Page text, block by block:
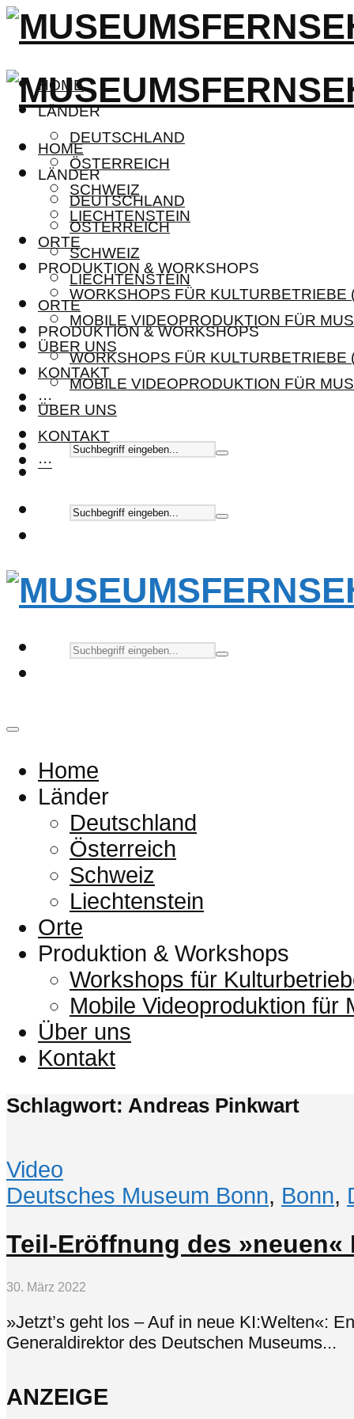
HOME
LÄNDER
DEUTSCHLAND
ÖSTERREICH
SCHWEIZ
LIECHTENSTEIN
ORTE
PRODUKTION & WORKSHOPS
WORKSHOPS FÜR KULTURBETRIEBE
MOBILE VIDEOPRODUKTION FÜR
ÜBER UNS
KONTAKT
···
HOME
LÄNDER
DEUTSCHLAND
ÖSTERREICH
SCHWEIZ
LIECHTENSTEIN
ORTE
PRODUKTION & WORKSHOPS
WORKSHOPS FÜR KULTURBETRIEBE
MOBILE VIDEOPRODUKTION FÜR
ÜBER UNS
KONTAKT
···
Home
Länder
Deutschland
Österreich
Schweiz
Liechtenstein
Orte
Produktion & Workshops
Workshops für
Mobile Videoproduktion für
Über uns
Kontakt
Schlagwort: Andreas Pinkwart
Video
Deutsches Museum Bonn, Bonn,
Teil-Eröffnung des
30. März 2022
»Jetzt’s geht los – Auf in neue KI:Welten«:
Generaldirektor des Deutschen Museums...
ANZEIGE